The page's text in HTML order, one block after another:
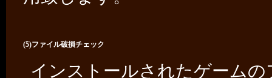
(5)ファイル破損チェック
インストールされたゲーム